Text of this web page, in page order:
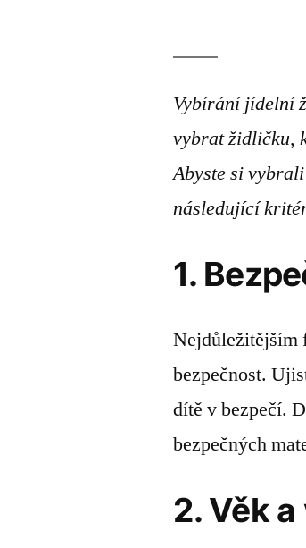
Vybírání jídelní
vybrat židličku,
Abyste si
následující
1.
Nejdůležitějším
bezpečnost.
dítě v bezpečí.
bezpečných
2. Věk